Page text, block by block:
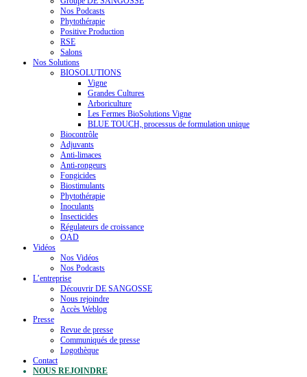
Nos Podcasts
Phytothérapie
Positive Production
RSE
Salons
Nos Solutions
BIOSOLUTIONS
Vigne
Grandes Cultures
Arboriculture
Les Fermes BioSolutions Vigne
BLUE TOUCH, processus de formulation unique
Biocontrôle
Adjuvants
Anti-limaces
Anti-rongeurs
Fongicides
Biostimulants
Phytothérapie
Inoculants
Insecticides
Régulateurs de croissance
OAD
Vidéos
Nos Vidéos
Nos Podcasts
L’entreprise
Découvrir DE SANGOSSE
Nous rejoindre
Accès Weblog
Presse
Revue de presse
Communiqués de presse
Logothèque
Contact
NOUS REJOINDRE